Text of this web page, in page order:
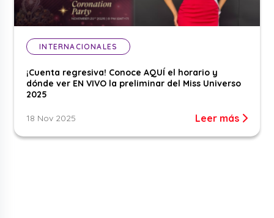
INTERNACIONALES
¡Cuenta regresiva! Conoce AQUÍ el horario y
dónde ver EN VIVO la preliminar del Miss Universo
2025
18 Nov 2025 Leer más